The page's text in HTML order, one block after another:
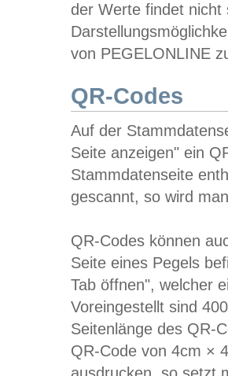
der Werte findet
von PEGELONLINE
QR-Codes
Auf der
Seite anzeigen" ein
Stammdatenseite
gescannt, so wird
QR-Codes können
Seite eines Pegels
Tab öffnen", welcher
Voreingestellt sind
Seitenlänge des QR-
QR-Code von 4cm ×